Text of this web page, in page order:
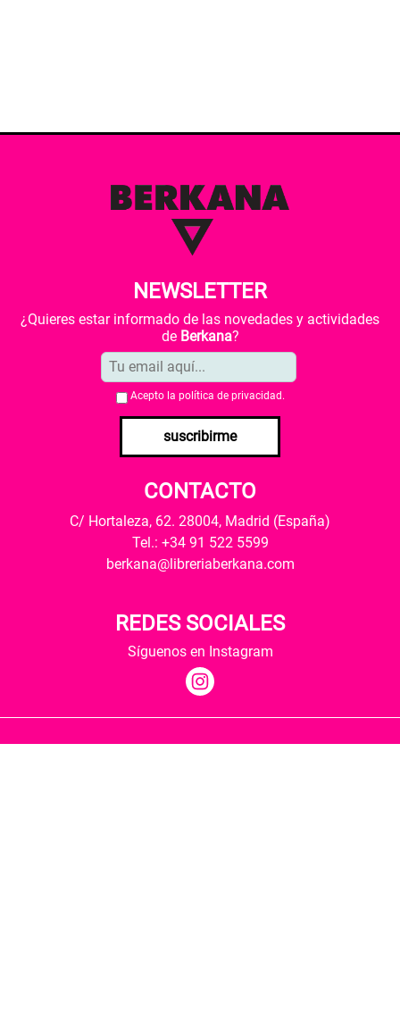
NEWSLETTER
¿Quieres estar informado de las novedades y actividades
de Berkana?
Acepto la política de privacidad .
suscribirme
CONTACTO
C/ Hortaleza, 62. 28004, Madrid (España)
Tel.: +34 91 522 5599
berkana@libreriaberkana.com
REDES SOCIALES
Síguenos en Instagram